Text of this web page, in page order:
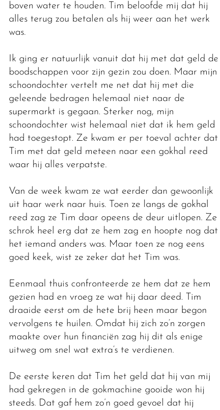
boven water te houden. Tim beloofde mij dat hij
alles terug zou betalen als hij weer aan het werk
was.
Ik ging er natuurlijk vanuit dat hij met dat geld de
boodschappen voor zijn gezin zou doen. Maar mijn
schoondochter vertelt me net dat hij met die
geleende bedragen helemaal niet naar de
supermarkt is gegaan. Sterker nog, mijn
schoondochter wist helemaal niet dat ik hem geld
had toegestopt. Ze kwam er per toeval achter dat
Tim met dat geld meteen naar een gokhal reed
waar hij alles verpatste.
Van de week kwam ze wat eerder dan gewoonlijk
uit haar werk naar huis. Toen ze langs de gokhal
reed zag ze Tim daar opeens de deur uitlopen. Ze
schrok heel erg dat ze hem zag en hoopte nog dat
het iemand anders was. Maar toen ze nog eens
goed keek, wist ze zeker dat het Tim was.
Eenmaal thuis confronteerde ze hem dat ze hem
gezien had en vroeg ze wat hij daar deed. Tim
draaide eerst om de hete brij heen maar begon
vervolgens te huilen. Omdat hij zich zo’n zorgen
maakte over hun financiën zag hij dit als enige
uitweg om snel wat extra’s te verdienen.
De eerste keren dat Tim het geld dat hij van mij
had gekregen in de gokmachine gooide won hij
steeds. Dat gaf hem zo’n goed gevoel dat hij